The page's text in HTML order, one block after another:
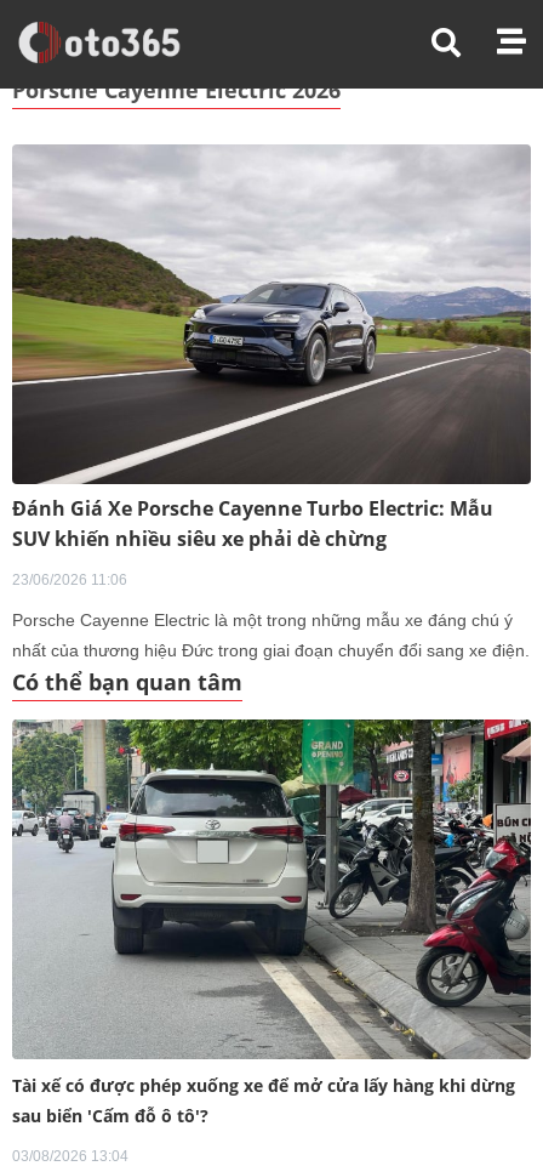
Trang Chủ Porsche Cayenne Electric 2026
Porsche Cayenne Electric 2026
Đánh Giá Xe Porsche Cayenne Turbo Electric: Mẫu
SUV khiến nhiều siêu xe phải dè chừng
23/06/2026 11:06
Porsche Cayenne Electric là một trong những mẫu xe đáng chú ý
nhất của thương hiệu Đức trong giai đoạn chuyển đổi sang xe điện.
Có thể bạn quan tâm
Tài xế có được phép xuống xe để mở cửa lấy hàng khi dừng
sau biển 'Cấm đỗ ô tô'?
03/08/2026 13:04